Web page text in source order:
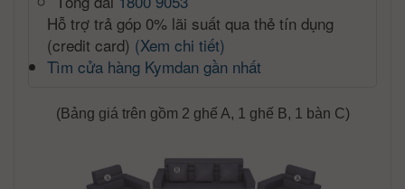
Hỗ trợ trả góp 0% lãi suất qua thẻ tín dụng
(credit card) (Xem chi tiết)
Tìm cửa hàng Kymdan gần nhất
(Bảng giá trên gồm 2 ghế A, 1 ghế B, 1 bàn C)